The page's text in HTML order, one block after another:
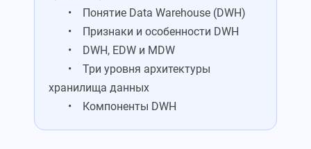
• Понятие Data Warehouse (DWH)
• Признаки и особенности DWH
• DWH, EDW и MDW
• Три уровня архитектуры
хранилища данных
• Компоненты DWH